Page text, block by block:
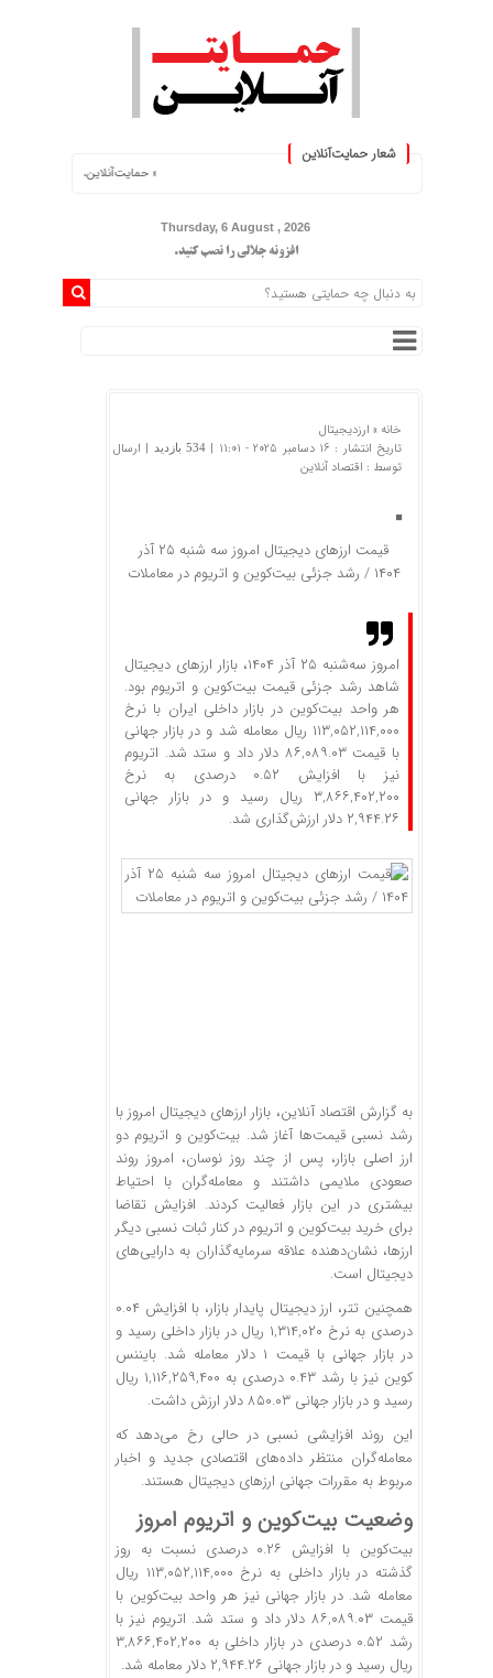
شعار حمایت‌آنلاین
« حمایت‌آنلاین، حامی همه مردم ایران »
Thursday, 6 August , 2026
افزونه جلالی را نصب کنید.
خانه » ارزدیجیتال
تاریخ انتشار : 16 دسامبر 2025 - 11:01 |
534 بازدید
| ارسال
توسط : اقتصاد آنلاین
قیمت ارز‌های دیجیتال امروز سه شنبه ۲۵ آذر
۱۴۰۴ / رشد جزئی بیت‌کوین و اتریوم در معاملات
امروز سه‌شنبه ۲۵ آذر ۱۴۰۴، بازار ارزهای دیجیتال
شاهد رشد جزئی قیمت بیت‌کوین و اتریوم بود.
هر واحد بیت‌کوین در بازار داخلی ایران با نرخ
۱۱۳,۰۵۲,۱۱۴,۰۰۰ ریال معامله شد و در بازار جهانی
با قیمت ۸۶,۰۸۹.۰۳ دلار داد و ستد شد. اتریوم
نیز با افزایش ۰.۵۲ درصدی به نرخ
۳,۸۶۶,۴۰۲,۲۰۰ ریال رسید و در بازار جهانی
۲,۹۴۴.۲۶ دلار ارزش‌گذاری شد.
به گزارش اقتصاد آنلاین، بازار ارزهای دیجیتال امروز با
رشد نسبی قیمت‌ها آغاز شد. بیت‌کوین و اتریوم دو
ارز اصلی بازار، پس از چند روز نوسان، امروز روند
صعودی ملایمی داشتند و معامله‌گران با احتیاط
بیشتری در این بازار فعالیت کردند. افزایش تقاضا
برای خرید بیت‌کوین و اتریوم در کنار ثبات نسبی دیگر
ارزها، نشان‌دهنده علاقه سرمایه‌گذاران به دارایی‌های
دیجیتال است.
همچنین تتر، ارز دیجیتال پایدار بازار، با افزایش ۰.۰۴
درصدی به نرخ ۱,۳۱۴,۰۲۰ ریال در بازار داخلی رسید و
در بازار جهانی با قیمت ۱ دلار معامله شد. بایننس
کوین نیز با رشد ۰.۴۳ درصدی به ۱,۱۱۶,۲۵۹,۴۰۰ ریال
رسید و در بازار جهانی ۸۵۰.۰۳ دلار ارزش داشت.
این روند افزایشی نسبی در حالی رخ می‌دهد که
معامله‌گران منتظر داده‌های اقتصادی جدید و اخبار
مربوط به مقررات جهانی ارزهای دیجیتال هستند.
وضعیت بیت‌کوین و اتریوم امروز
بیت‌کوین با افزایش ۰.۲۶ درصدی نسبت به روز
گذشته در بازار داخلی به نرخ ۱۱۳,۰۵۲,۱۱۴,۰۰۰ ریال
معامله شد. در بازار جهانی نیز هر واحد بیت‌کوین با
قیمت ۸۶,۰۸۹.۰۳ دلار داد و ستد شد. اتریوم نیز با
رشد ۰.۵۲ درصدی در بازار داخلی به ۳,۸۶۶,۴۰۲,۲۰۰
ریال رسید و در بازار جهانی ۲,۹۴۴.۲۶ دلار معامله شد.